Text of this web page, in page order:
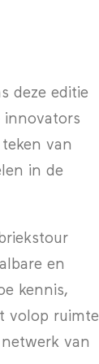
deze editie
innovators
van
in de
en
kennis,
volop ruimte
van